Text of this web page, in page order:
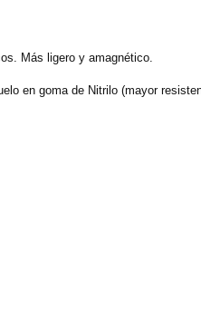
Más ligero y amagnético.
en goma de Nitrilo (mayor